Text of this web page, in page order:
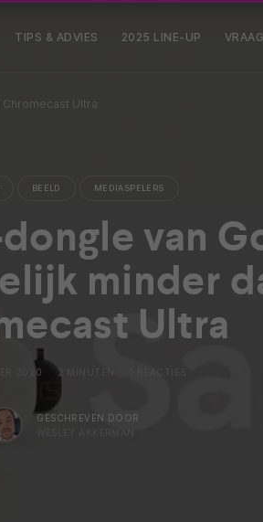
TIPS & ADVIES 2025 LINE-UP
Ultra
BEELD MEDIASPELERS
van
minder
Ultra
2020 2 MINUTEN
GESCHREVEN DOOR